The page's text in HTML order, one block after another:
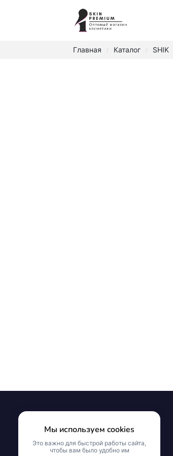
Главная / Каталог / SHIK
Мы используем cookies
Это важно для быстрой работы сайта,
чтобы вам было удобно им